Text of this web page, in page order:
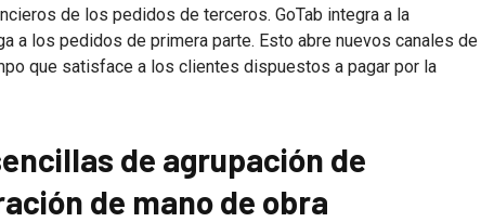
de los pedidos de terceros. GoTab integra a la
a los pedidos de primera parte. Esto abre nuevos canales de
que satisface a los clientes dispuestos a pagar por la
de agrupación de
de mano de obra